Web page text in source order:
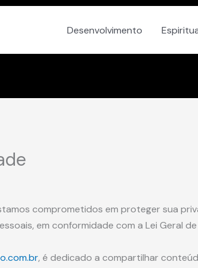
Desenvolvimento
comprometidos em proteger sua
em conformidade com a Lei Geral
, é dedicado a compartilhar